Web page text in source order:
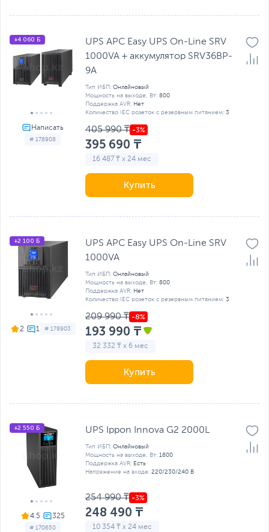
# 178908
+4 060 Б
UPS APC Easy UPS On-Line SRV
1000VA + аккумулятор SRV36BP-
9A
Тип ИБП: Онлайновый
Мощность на выходе, Вт: 800
Поддержка AVR: Нет
Количество IEC розеток с резервным питанием: 3
405 990 ₸
395 690 ₸
16 487 ₸ x 24 мес
Купить
2 # 178903
+2 100 Б
UPS APC Easy UPS On-Line SRV
1000VA
Тип ИБП: Онлайновый
Мощность на выходе, Вт: 800
Поддержка AVR: Нет
Количество IEC розеток с резервным питанием: 3
209 990 ₸
193 990 ₸
32 332 ₸ x 6 мес
Купить
4.5
# 170650
+2 550 Б UPS Ippon Innova G2 2000L
Тип ИБП: Онлайновый
Мощность на выходе, Вт: 1800
Поддержка AVR: Есть
Напряжение на входе: 220/230/240 В
254 990 ₸
248 490 ₸
10 354 ₸ x 24 мес